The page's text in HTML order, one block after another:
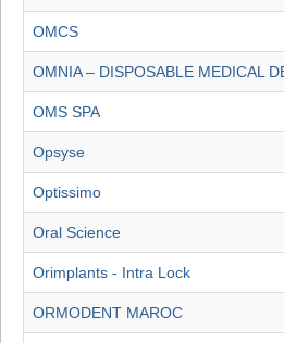
OMCS
OMNIA – DISPOSABLE MEDICAL
OMS SPA
Opsyse
Optissimo
Oral Science
Orimplants - Intra Lock
ORMODENT MAROC